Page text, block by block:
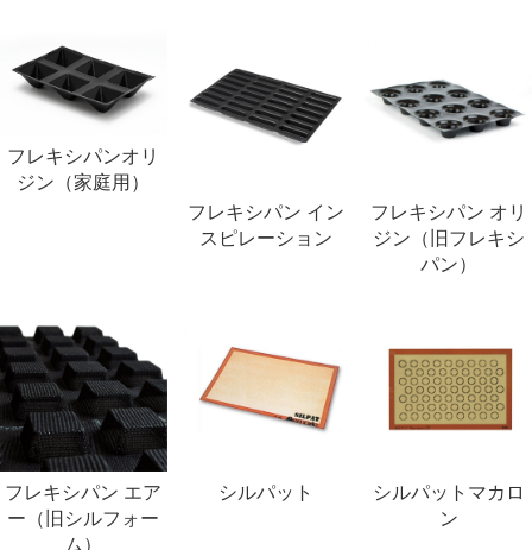
フレキシパンオリ
ジン（家庭用）
フレキシパン イン
スピレーション
フレキシパン オリ
ジン（旧フレキシ
パン）
フレキシパン エア
ー（旧シルフォー
ム）
シルパット
シルパットマカロ
ン